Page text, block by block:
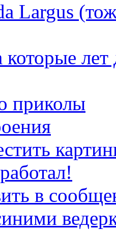
Largus
приколы
в